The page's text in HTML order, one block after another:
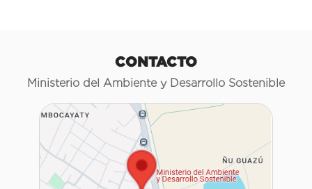
CONTACTO
Ministerio del Ambiente y Desarrollo Sostenible